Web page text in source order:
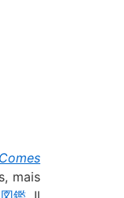
mais